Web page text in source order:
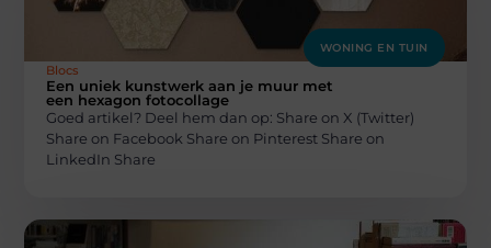
WONING EN TUIN
Blocs
Een uniek kunstwerk aan je muur met
een hexagon fotocollage
Goed artikel? Deel hem dan op: Share on X (Twitter)
Share on Facebook Share on Pinterest Share on
LinkedIn Share